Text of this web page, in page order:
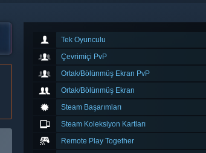
Tek Oyunculu
Çevrimiçi PvP
Ortak/Bölünmüş Ekran PvP
Ortak/Bölünmüş Ekran
Steam Başarımları
Steam Koleksiyon Kartları
Remote Play Together